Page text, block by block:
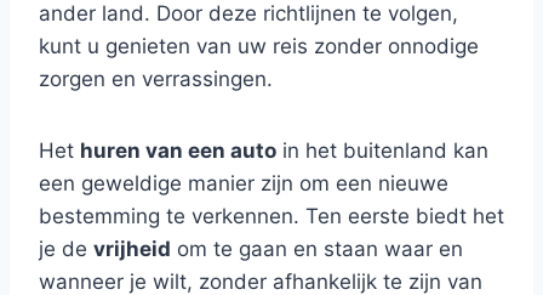
ander land. Door deze richtlijnen te volgen,
kunt u genieten van uw reis zonder onnodige
zorgen en verrassingen.
Het huren van een auto in het buitenland kan
een geweldige manier zijn om een nieuwe
bestemming te verkennen. Ten eerste biedt het
je de vrijheid om te gaan en staan waar en
wanneer je wilt, zonder afhankelijk te zijn van